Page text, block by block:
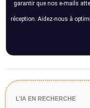
garantir que nos e-mails
réception. Aidez-nous à
L'IA EN RECHERCHE